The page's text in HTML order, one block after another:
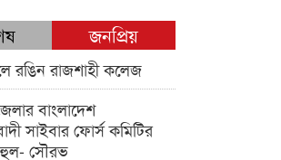
জনপ্রিয়
রঙিন রাজশাহী কলেজ
বাংলাদেশ
সাইবার ফোর্স কমিটির
সৌরভ